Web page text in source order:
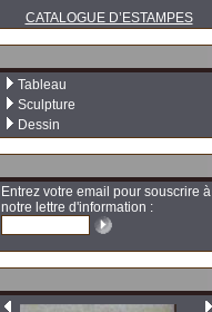
CATALOGUE D’ESTAMPES
Tableau
Sculpture
Dessin
Entrez votre email pour souscrire à
notre lettre d'information :